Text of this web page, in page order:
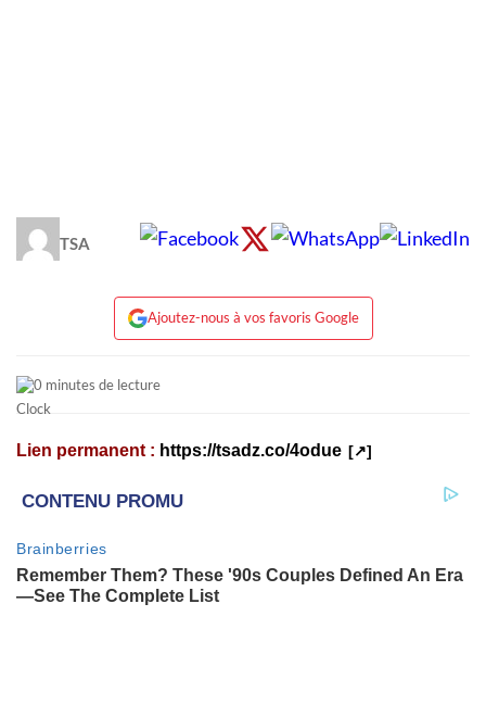
TSA
Ajoutez-nous à vos favoris Google
0 minutes de lecture
Lien permanent : https://tsadz.co/4odue